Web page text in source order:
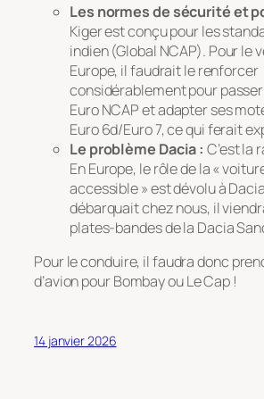
Les normes de sécurité et
Kiger est conçu pour les
indien (Global NCAP). Pour le
Europe, il faudrait le renforcer
considérablement pour
Euro NCAP et adapter ses
Euro 6d/Euro 7, ce qui ferait
Le problème Dacia : C’est la
En Europe, le rôle de la «
accessible » est dévolu à
débarquait chez nous, il
plates-bandes de la Dacia
Pour le conduire, il faudra donc
d’avion pour Bombay ou Le Cap !
14 janvier 2026